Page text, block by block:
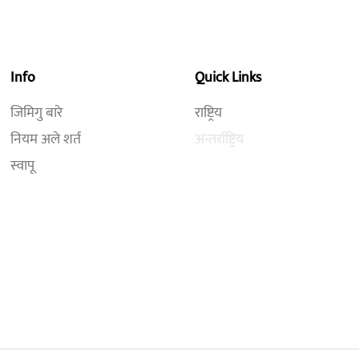
Info
जिमिगु बारे
नियम अले शर्त
स्वापू
Quick Links
राष्ट्रिय
अन्तर्राष्ट्रिय